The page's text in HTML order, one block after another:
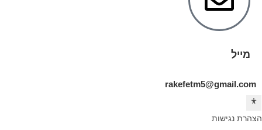
מייל
rakefetm5@gmail.com
הצהרת נגישות